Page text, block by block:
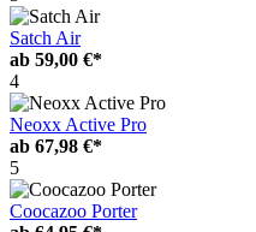
Satch Air
ab 59,00 €*
4
Neoxx Active Pro
ab 67,98 €*
5
Coocazoo Porter